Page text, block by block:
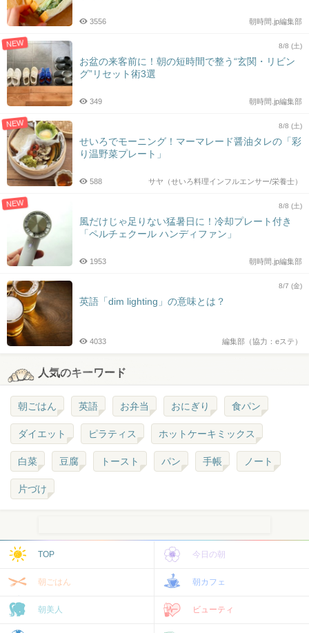
朝時間.jp編集部
3556
NEW 8/8 (土)
お盆の来客前に！朝の短時間で整う“玄関・リビン
グ”リセット術3選
朝時間.jp編集部
349
NEW 8/8 (土)
せいろでモーニング！マーマレード醤油タレの「彩
り温野菜プレート」
サヤ（せいろ料理インフルエンサー/栄養士）
588
NEW 8/8 (土)
風だけじゃ足りない猛暑日に！冷却プレート付き
「ペルチェクール ハンディファン」
朝時間.jp編集部
1953
8/7 (金)
英語「dim lighting」の意味とは？
編集部（協力：eステ）
4033
人気のキーワード
朝ごはん 英語 お弁当 おにぎり 食パン
ダイエット ピラティス ホットケーキミックス
白菜 豆腐 トースト パン 手帳 ノート
片づけ
TOP 今日の朝
朝ごはん 朝カフェ
朝美人 ビューティ